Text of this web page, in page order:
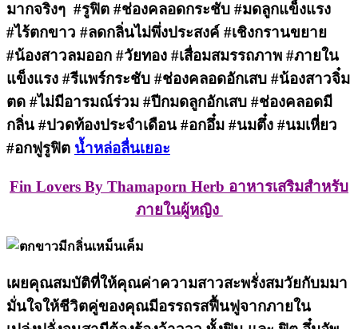
มากจริงๆ #รูฟิต #ช่องคลอดกระชับ #มดลูกแข็งแรง
#ไร้ตกขาว #ลดกลิ่นไม่พึ่งประสงค์ #เชิงกรานขยาย
#น้องสาวลมออก #วัยทอง #เสื่อมสมรรถภาพ #ภายใน
แข็งแรง #รีแพร์กระชับ #ช่องคลอดอักเสบ #น้องสาวจิ๋ม
ตด #ไม่มีอารมณ์ร่วม #ปีกมดลูกอักเสบ #ช่องคลอดมี
กลิ่น #ปวดท้องประจำเดือน #อกอึ๋ม #นมตึ๋ง #นมเหี่ยว
#อกฟูรูฟิต น้ำหล่อลื่นเยอะ
Fin Lovers By Thamaporn Herb อาหารเสริมสำหรับ
ภายในผู้หญิง
เผยคุณสมบัติที่ให้คุณค่าความสาวสะพรั่งสมวัยกับมมา
มั่นใจให้ชีวิตคู่ของคุณมีอรรถรสฟื้นฟูจากภายใน